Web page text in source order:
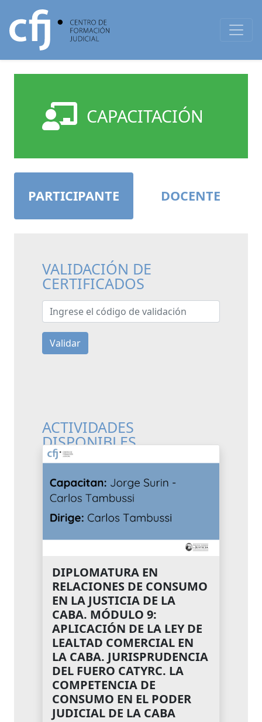
CAPACITACIÓN
PARTICIPANTE DOCENTE
VALIDACIÓN DE
CERTIFICADOS
Ingrese el código de validación
Validar
ACTIVIDADES
DISPONIBLES
DIPLOMATURA EN
RELACIONES DE CONSUMO
EN LA JUSTICIA DE LA
CABA. MÓDULO 9:
APLICACIÓN DE LA LEY DE
LEALTAD COMERCIAL EN
LA CABA. JURISPRUDENCIA
DEL FUERO CATYRC. LA
COMPETENCIA DE
CONSUMO EN EL PODER
JUDICIAL DE LA CABA